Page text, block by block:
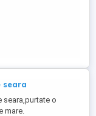
damă noi, mărime
seara
seara,purtate o
mare.